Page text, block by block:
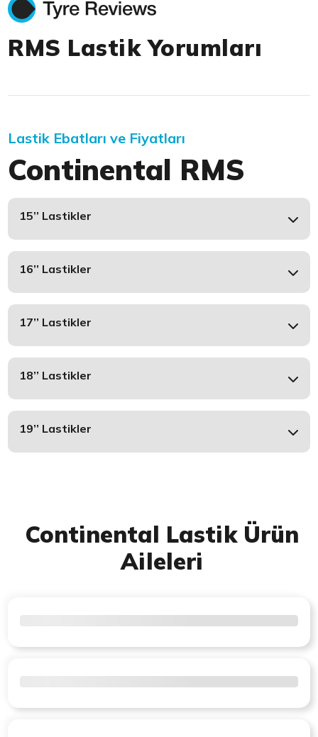
RMS Lastik Yorumları
Lastik Ebatları ve Fiyatları
Continental RMS
15’’ Lastikler
16’’ Lastikler
17’’ Lastikler
18’’ Lastikler
19’’ Lastikler
Continental Lastik Ürün
Aileleri